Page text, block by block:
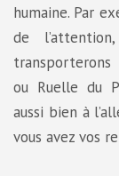
humaine. Par
de
transporterons
ou Ruelle du
aussi bien à
vous avez vos